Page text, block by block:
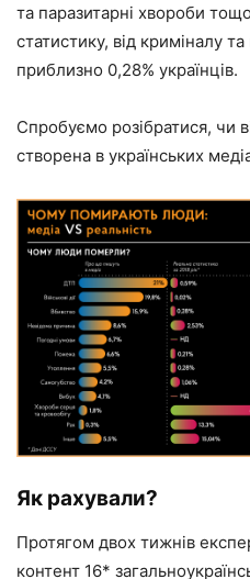
та паразитарні хвороби
статистику, від криміналу
приблизно 0,28% українців.
Спробуємо розібратися, чи
створена в українських
Як рахували?
Протягом двох тижнів
контент 16*